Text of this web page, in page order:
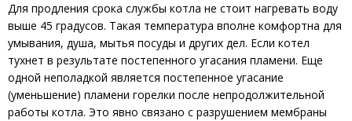
Для продления срока службы котла не стоит нагревать воду
выше 45 градусов. Такая температура вполне комфортна для
умывания, душа, мытья посуды и других дел. Если котел
тухнет в результате постепенного угасания пламени. Еще
одной неполадкой является постепенное угасание
(уменьшение) пламени горелки после непродолжительной
работы котла. Это явно связано с разрушением мембраны